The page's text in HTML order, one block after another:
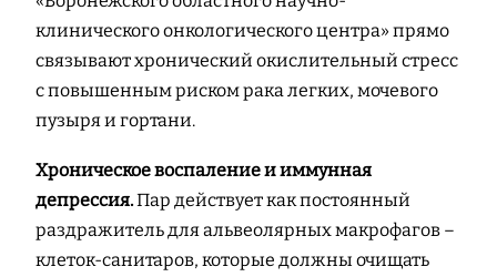
клинического онкологического центра» прямо
связывают хронический окислительный стресс
с повышенным риском рака легких, мочевого
пузыря и гортани.
Хроническое воспаление и иммунная
депрессия.Пар действует как постоянный
раздражитель для альвеолярных макрофагов –
клеток-санитаров, которые должны очищать